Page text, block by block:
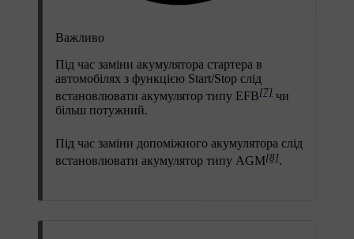
Важливо
Під час заміни акумулятора стартера в
автомобілях з функцією Start/Stop слід
встановлювати акумулятор типу EFB[7] чи
більш потужний.
Під час заміни допоміжного акумулятора слід
встановлювати акумулятор типу AGM[8].